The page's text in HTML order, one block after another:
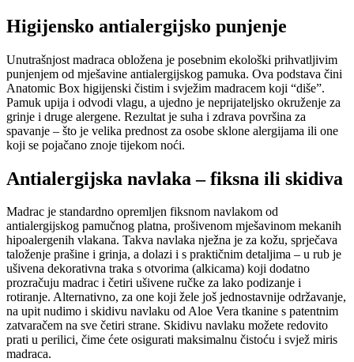
Higijensko antialergijsko punjenje
Unutrašnjost madraca obložena je posebnim ekološki prihvatljivim
punjenjem od mješavine antialergijskog pamuka. Ova podstava čini
Anatomic Box higijenski čistim i svježim madracem koji “diše”.
Pamuk upija i odvodi vlagu, a ujedno je neprijateljsko okruženje za
grinje i druge alergene. Rezultat je suha i zdrava površina za
spavanje – što je velika prednost za osobe sklone alergijama ili one
koji se pojačano znoje tijekom noći.
Antialergijska navlaka – fiksna ili skidiva
Madrac je standardno opremljen fiksnom navlakom od
antialergijskog pamučnog platna, prošivenom mješavinom mekanih
hipoalergenih vlakana. Takva navlaka nježna je za kožu, sprječava
taloženje prašine i grinja, a dolazi i s praktičnim detaljima – u rub je
ušivena dekorativna traka s otvorima (alkicama) koji dodatno
prozračuju madrac i četiri ušivene ručke za lako podizanje i
rotiranje. Alternativno, za one koji žele još jednostavnije održavanje,
na upit nudimo i skidivu navlaku od Aloe Vera tkanine s patentnim
zatvaračem na sve četiri strane. Skidivu navlaku možete redovito
prati u perilici, čime ćete osigurati maksimalnu čistoću i svjež miris
madraca.